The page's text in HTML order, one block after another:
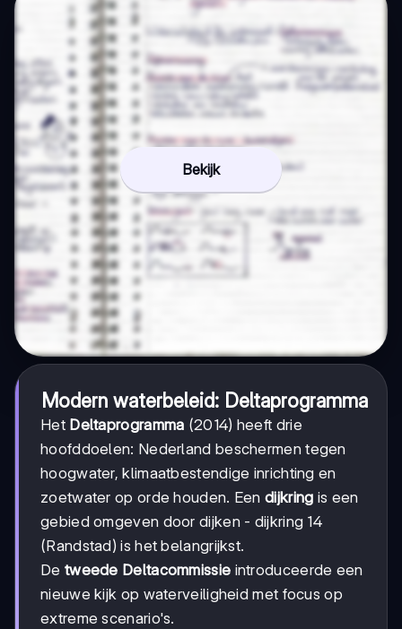
Bekijk
Modern waterbeleid: Deltaprogramma
Het Deltaprogramma (2014) heeft drie
hoofddoelen: Nederland beschermen tegen
hoogwater, klimaatbestendige inrichting en
zoetwater op orde houden. Eendijkring is een
gebied omgeven door dijken - dijkring 14
(Randstad) is het belangrijkst.
De tweede Deltacommissie introduceerde een
nieuwe kijk op waterveiligheid met focus op
extreme scenario's.